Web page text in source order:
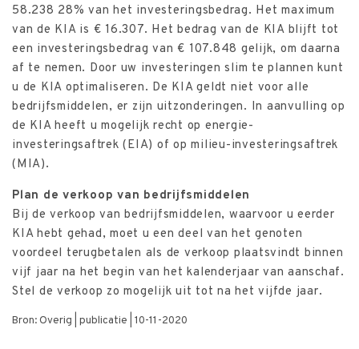
58.238 28% van het investeringsbedrag. Het maximum
van de KIA is € 16.307. Het bedrag van de KIA blijft tot
een investeringsbedrag van € 107.848 gelijk, om daarna
af te nemen. Door uw investeringen slim te plannen kunt
u de KIA optimaliseren. De KIA geldt niet voor alle
bedrijfsmiddelen, er zijn uitzonderingen. In aanvulling op
de KIA heeft u mogelijk recht op energie-
investeringsaftrek (EIA) of op milieu-investeringsaftrek
(MIA).
Plan de verkoop van bedrijfsmiddelen
Bij de verkoop van bedrijfsmiddelen, waarvoor u eerder
KIA hebt gehad, moet u een deel van het genoten
voordeel terugbetalen als de verkoop plaatsvindt binnen
vijf jaar na het begin van het kalenderjaar van aanschaf.
Stel de verkoop zo mogelijk uit tot na het vijfde jaar.
Bron: Overig | publicatie | 10-11-2020